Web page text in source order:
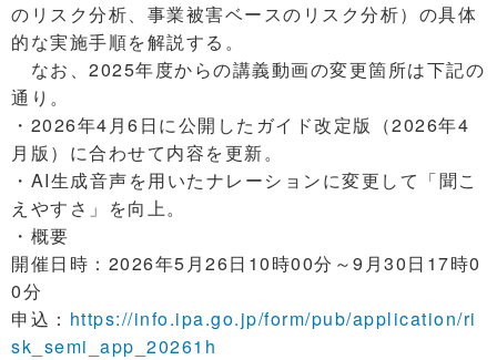
のリスク分析、事業被害ベースのリスク分析）の具体
的な実施手順を解説する。
なお、2025年度からの講義動画の変更箇所は下記の
通り。
・2026年4月6日に公開したガイド改定版（2026年4
月版）に合わせて内容を更新。
・AI生成音声を用いたナレーションに変更して「聞こ
えやすさ」を向上。
・概要
開催日時：2026年5月26日10時00分～9月30日17時0
0分
申込： https://info.ipa.go.jp/form/pub/application/ri
sk_semi_app_20261h